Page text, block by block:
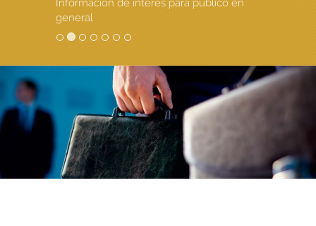
Información de interés para público en
general